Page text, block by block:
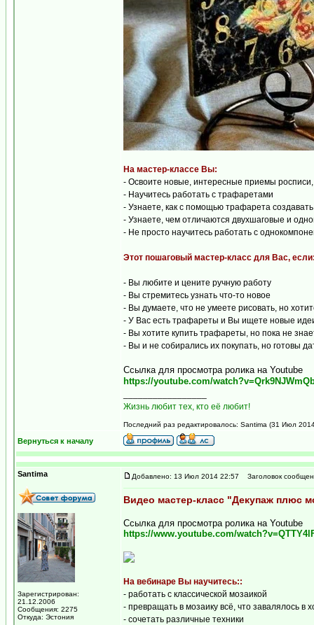
На мастер-классе Вы:
- Освоите новые, интересные приемы
- Научитесь работать с трафаретами
- Узнаете, как с помощью трафарета
- Узнаете, чем отличаются двухшаговые и
- Не просто научитесь работать с
Этот пошаговый мастер-класс для Вас,
- Вы любите и цените ручную работу
- Вы стремитесь узнать что-то новое
- Вы думаете, что не умеете рисовать, но
- У Вас есть трафареты и Вы ищете новые
- Вы хотите купить трафареты, но пока не
- Вы и не собирались их покупать, но готовы
Ссылка для просмотра ролика на Youtube
https://youtube.com/
Жизнь любит тех, кто её любит!
Последний раз редактировалось: Santima (31 Июл
Вернуться к началу
Santima
Зарегистрирован:
21.12.2006
Сообщения: 2275
Откуда: Эстония
Добавлено: 13 Июл 2014 22:57 Заголовок
Видео мастер-класс "Декупаж плюс
Ссылка для просмотра ролика на Youtube
https://www.youtube.com/
На вебинаре Вы научитесь::
- работать с классической мозаикой
- превращать в мозаику всё, что завалялось в
- сочетать различные техники